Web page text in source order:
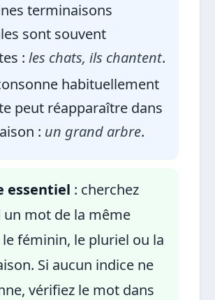
terminaisons
sont souvent
:les chats, ils chantent.
habituellement
peut réapparaître dans
: un grand arbre.
essentiel : cherchez
un mot de la même
féminin, le pluriel ou la
Si aucun indice ne
vérifiez le mot dans